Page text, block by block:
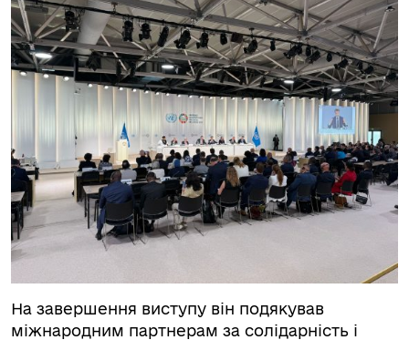
На завершення виступу він подякував
міжнародним партнерам за солідарність і